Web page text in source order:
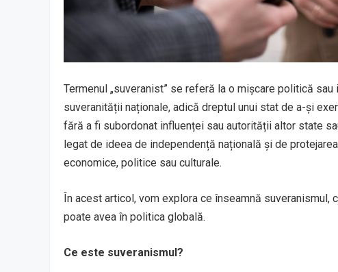
Termenul „suveranist” se referă la o mișcare politică
suveranității naționale, adică dreptul unui stat de a-și
fără a fi subordonat influenței sau autorității altor state
legat de ideea de independență națională și de
economice, politice sau culturale.
În acest articol, vom explora ce înseamnă
poate avea în politica globală.
Ce este suveranismul?